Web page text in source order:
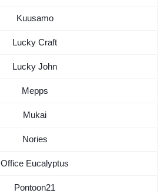
Kuusamo
Lucky Craft
Lucky John
Mepps
Mukai
Nories
Office Eucalyptus
Pontoon21